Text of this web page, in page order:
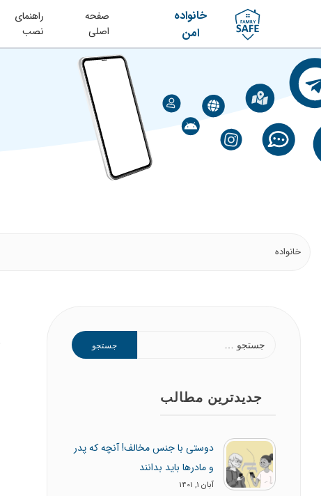
خانواده
امن
صفحه
اصلی
راهنمای
نصب
خانواده
برای:
جدیدترین مطالب
دوستی با جنس مخالف! آنچه که پدر
و مادرها باید بدانند
آبان 1, 1401